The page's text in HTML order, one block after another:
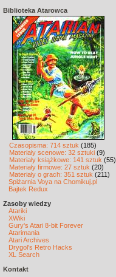
Biblioteka Atarowca
Czasopisma: 714 sztuk (185)
Materiały scenowe: 32 sztuki (9)
Materiały książkowe: 141 sztuk (55)
Materiały firmowe: 27 sztuk (20)
Materiały o grach: 351 sztuk (211)
Spiżarnia Voya na Chomikuj.pl
Bajtek Redux
Zasoby wiedzy
Atariki
XWiki
Gury's Atari 8-bit Forever
Atarimania
Atari Archives
Drygol's Retro Hacks
XL Search
Kontakt